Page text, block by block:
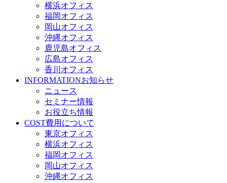
横浜オフィス
福岡オフィス
岡山オフィス
沖縄オフィス
鹿児島オフィス
広島オフィス
香川オフィス
INFORMATIONお知らせ
ニュース
セミナー情報
お役立ち情報
COST費用について
東京オフィス
横浜オフィス
福岡オフィス
岡山オフィス
沖縄オフィス